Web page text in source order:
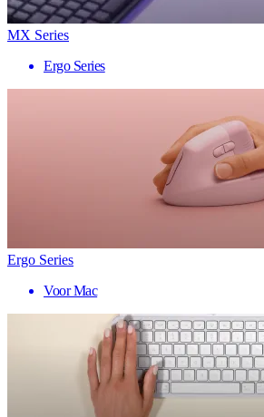
MX Series
Ergo Series
Ergo Series
Voor Mac